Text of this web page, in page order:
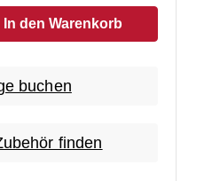
In den Warenkorb
buchen
finden